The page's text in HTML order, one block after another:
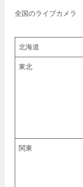
全国のライブカメラ
北海道
東北
関東